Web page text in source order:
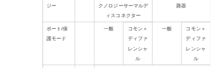
ジー
クノロジーサーマルデ
ィスコネクター
路器
ポート/保
護モード
一般
コモン＋
ディファ
レンシャ
ル
一般
コモン＋
ディファ
レンシャ
ル